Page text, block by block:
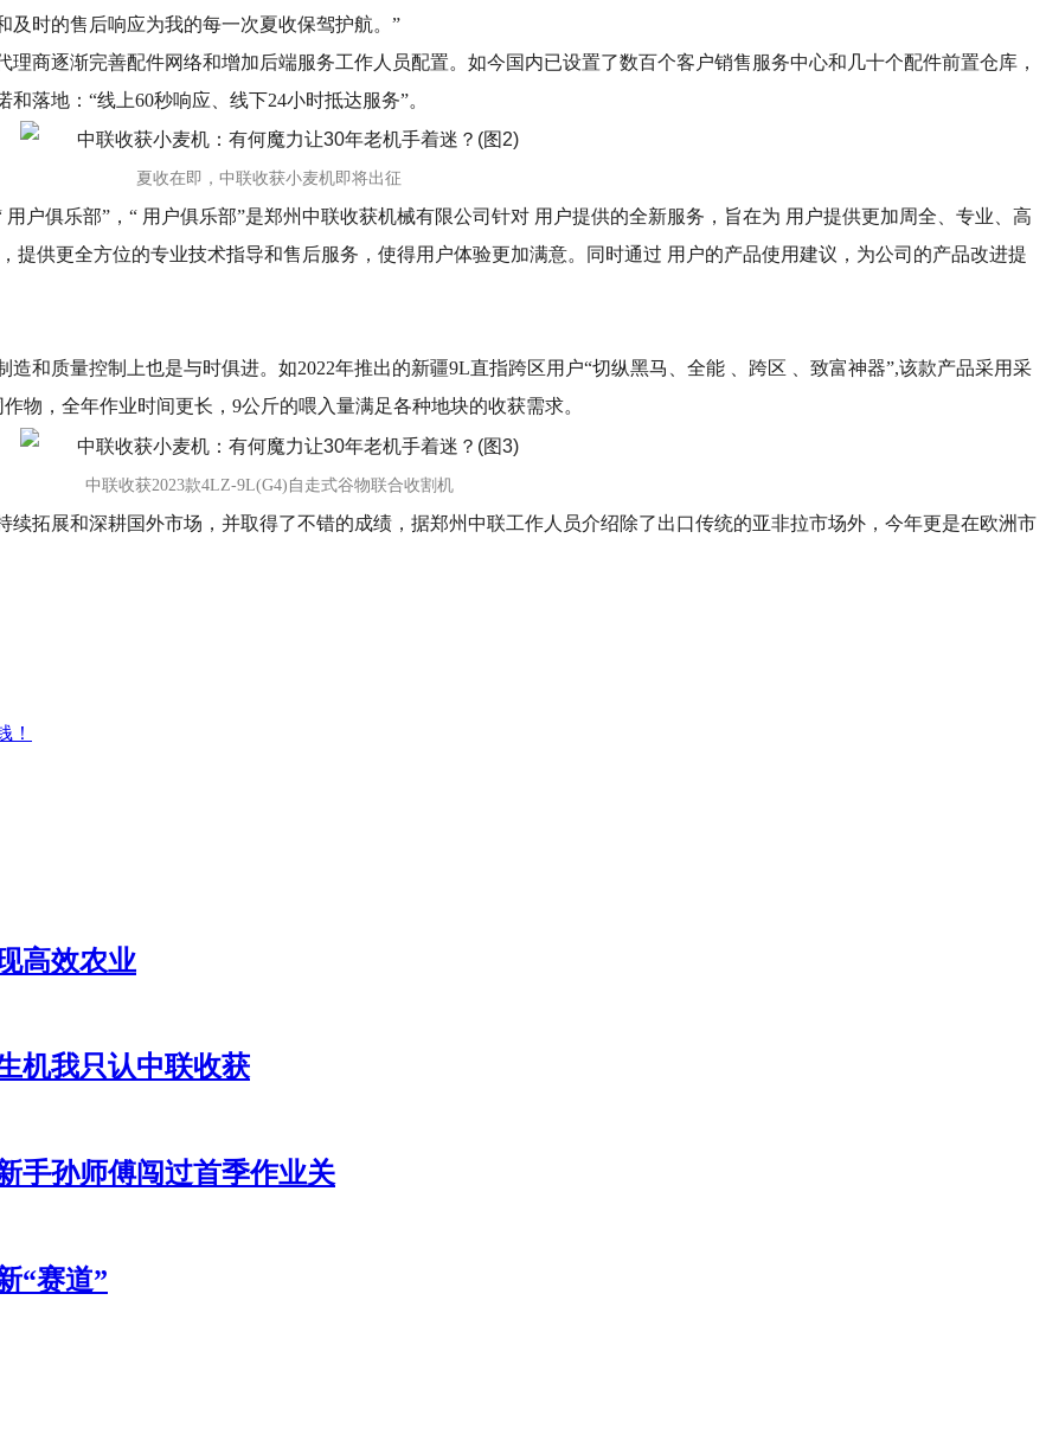
时的售后响应为我的每一次夏收保驾护航。”
商逐渐完善配件网络和增加后端服务工作人员配置。如今国内已设置了数百个客户销售服务中心和几十个配件前置仓库，
落地：“线上60秒响应、线下24小时抵达服务”。
夏收在即，中联收获小麦机即将出征
户俱乐部”，“ 用户俱乐部”是郑州中联收获机械有限公司针对 用户提供的全新服务，旨在为 用户提供更加周全、专业、高
提供更全方位的专业技术指导和售后服务，使得用户体验更加满意。同时通过 用户的产品使用建议，为公司的产品改进提
和质量控制上也是与时俱进。如2022年推出的新疆9L直指跨区用户“切纵黑马、全能 、跨区 、致富神器”,该款产品采用采
物，全年作业时间更长，9公斤的喂入量满足各种地块的收获需求。
中联收获2023款4LZ-9L(G4)自走式谷物联合收割机
拓展和深耕国外市场，并取得了不错的成绩，据郑州中联工作人员介绍除了出口传统的亚非拉市场外，今年更是在欧洲市
！
高效农业
机我只认中联收获
手孙师傅闯过首季作业关
“赛道”